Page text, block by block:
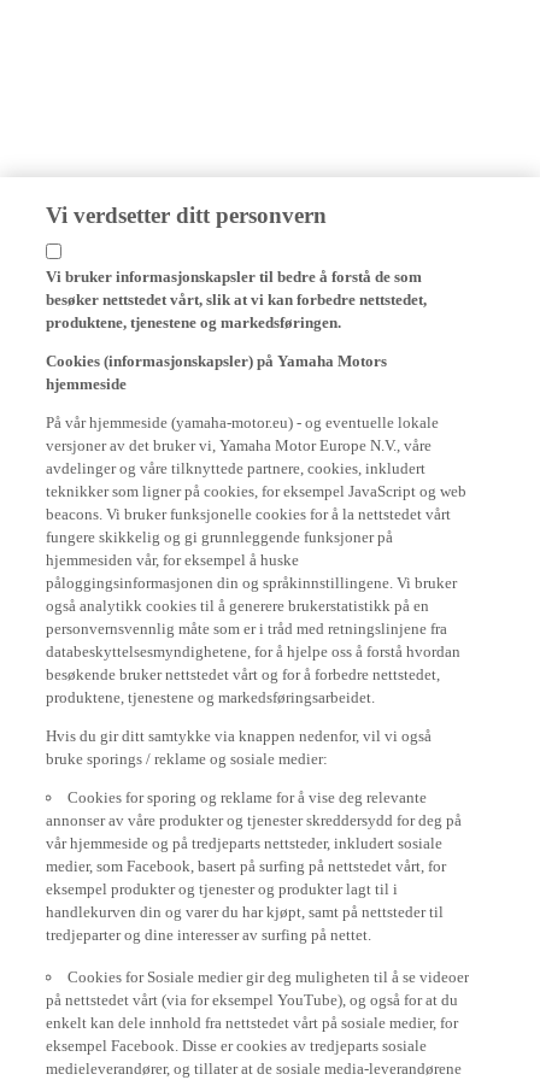
Vi verdsetter ditt personvern
Vi bruker informasjonskapsler til bedre å forstå de som
besøker nettstedet vårt, slik at vi kan forbedre nettstedet,
produktene, tjenestene og markedsføringen.
hjemmeside
versjoner av det bruker vi, Yamaha Motor Europe N.V., våre
avdelinger og våre tilknyttede partnere, cookies, inkludert
teknikker som ligner på cookies, for eksempel JavaScript og web
beacons. Vi bruker funksjonelle cookies for å la nettstedet vårt
fungere skikkelig og gi grunnleggende funksjoner på
hjemmesiden vår, for eksempel å huske
påloggingsinformasjonen din og språkinnstillingene. Vi bruker
også analytikk cookies til å generere brukerstatistikk på en
personvernsvennlig måte som er i tråd med retningslinjene fra
databeskyttelsesmyndighetene, for å hjelpe oss å forstå hvordan
besøkende bruker nettstedet vårt og for å forbedre nettstedet,
produktene, tjenestene og markedsføringsarbeidet.
bruke sporings / reklame og sosiale medier:
annonser av våre produkter og tjenester skreddersydd for deg på
vår hjemmeside og på tredjeparts nettsteder, inkludert sosiale
medier, som Facebook, basert på surfing på nettstedet vårt, for
eksempel produkter og tjenester og produkter lagt til i
handlekurven din og varer du har kjøpt, samt på nettsteder til
tredjeparter og dine interesser av surfing på nettet.
på nettstedet vårt (via for eksempel YouTube), og også for at du
enkelt kan dele innhold fra nettstedet vårt på sosiale medier, for
eksempel Facebook. Disse er cookies av tredjeparts sosiale
medieleverandører, og tillater at de sosiale media-leverandørene